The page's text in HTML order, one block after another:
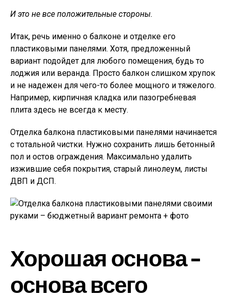
И это не все положительные стороны.
Итак, речь именно о балконе и отделке его
пластиковыми панелями. Хотя, предложенный
вариант подойдет для любого помещения, будь то
лоджия или веранда. Просто балкон слишком хрупок
и не надежен для чего-то более мощного и тяжелого.
Например, кирпичная кладка или пазогребневая
плита здесь не всегда к месту.
Отделка балкона пластиковыми панелями начинается
с тотальной чистки. Нужно сохранить лишь бетонный
пол и остов ограждения. Максимально удалить
изжившие себя покрытия, старый линолеум, листы
ДВП и ДСП.
Хорошая основа –
основа всего